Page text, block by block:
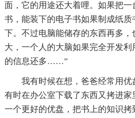
面，它的用途还大着哩。如果把
书，能装下的电子书如果制成纸
下。不过电脑能储存的东西再多
大，一个人的大脑如果完全开发
的信息还多……”
我有时候在想，爸爸经常用优
有时在办公室下载了东西又拷进
一个更好的优盘，把书上的知识